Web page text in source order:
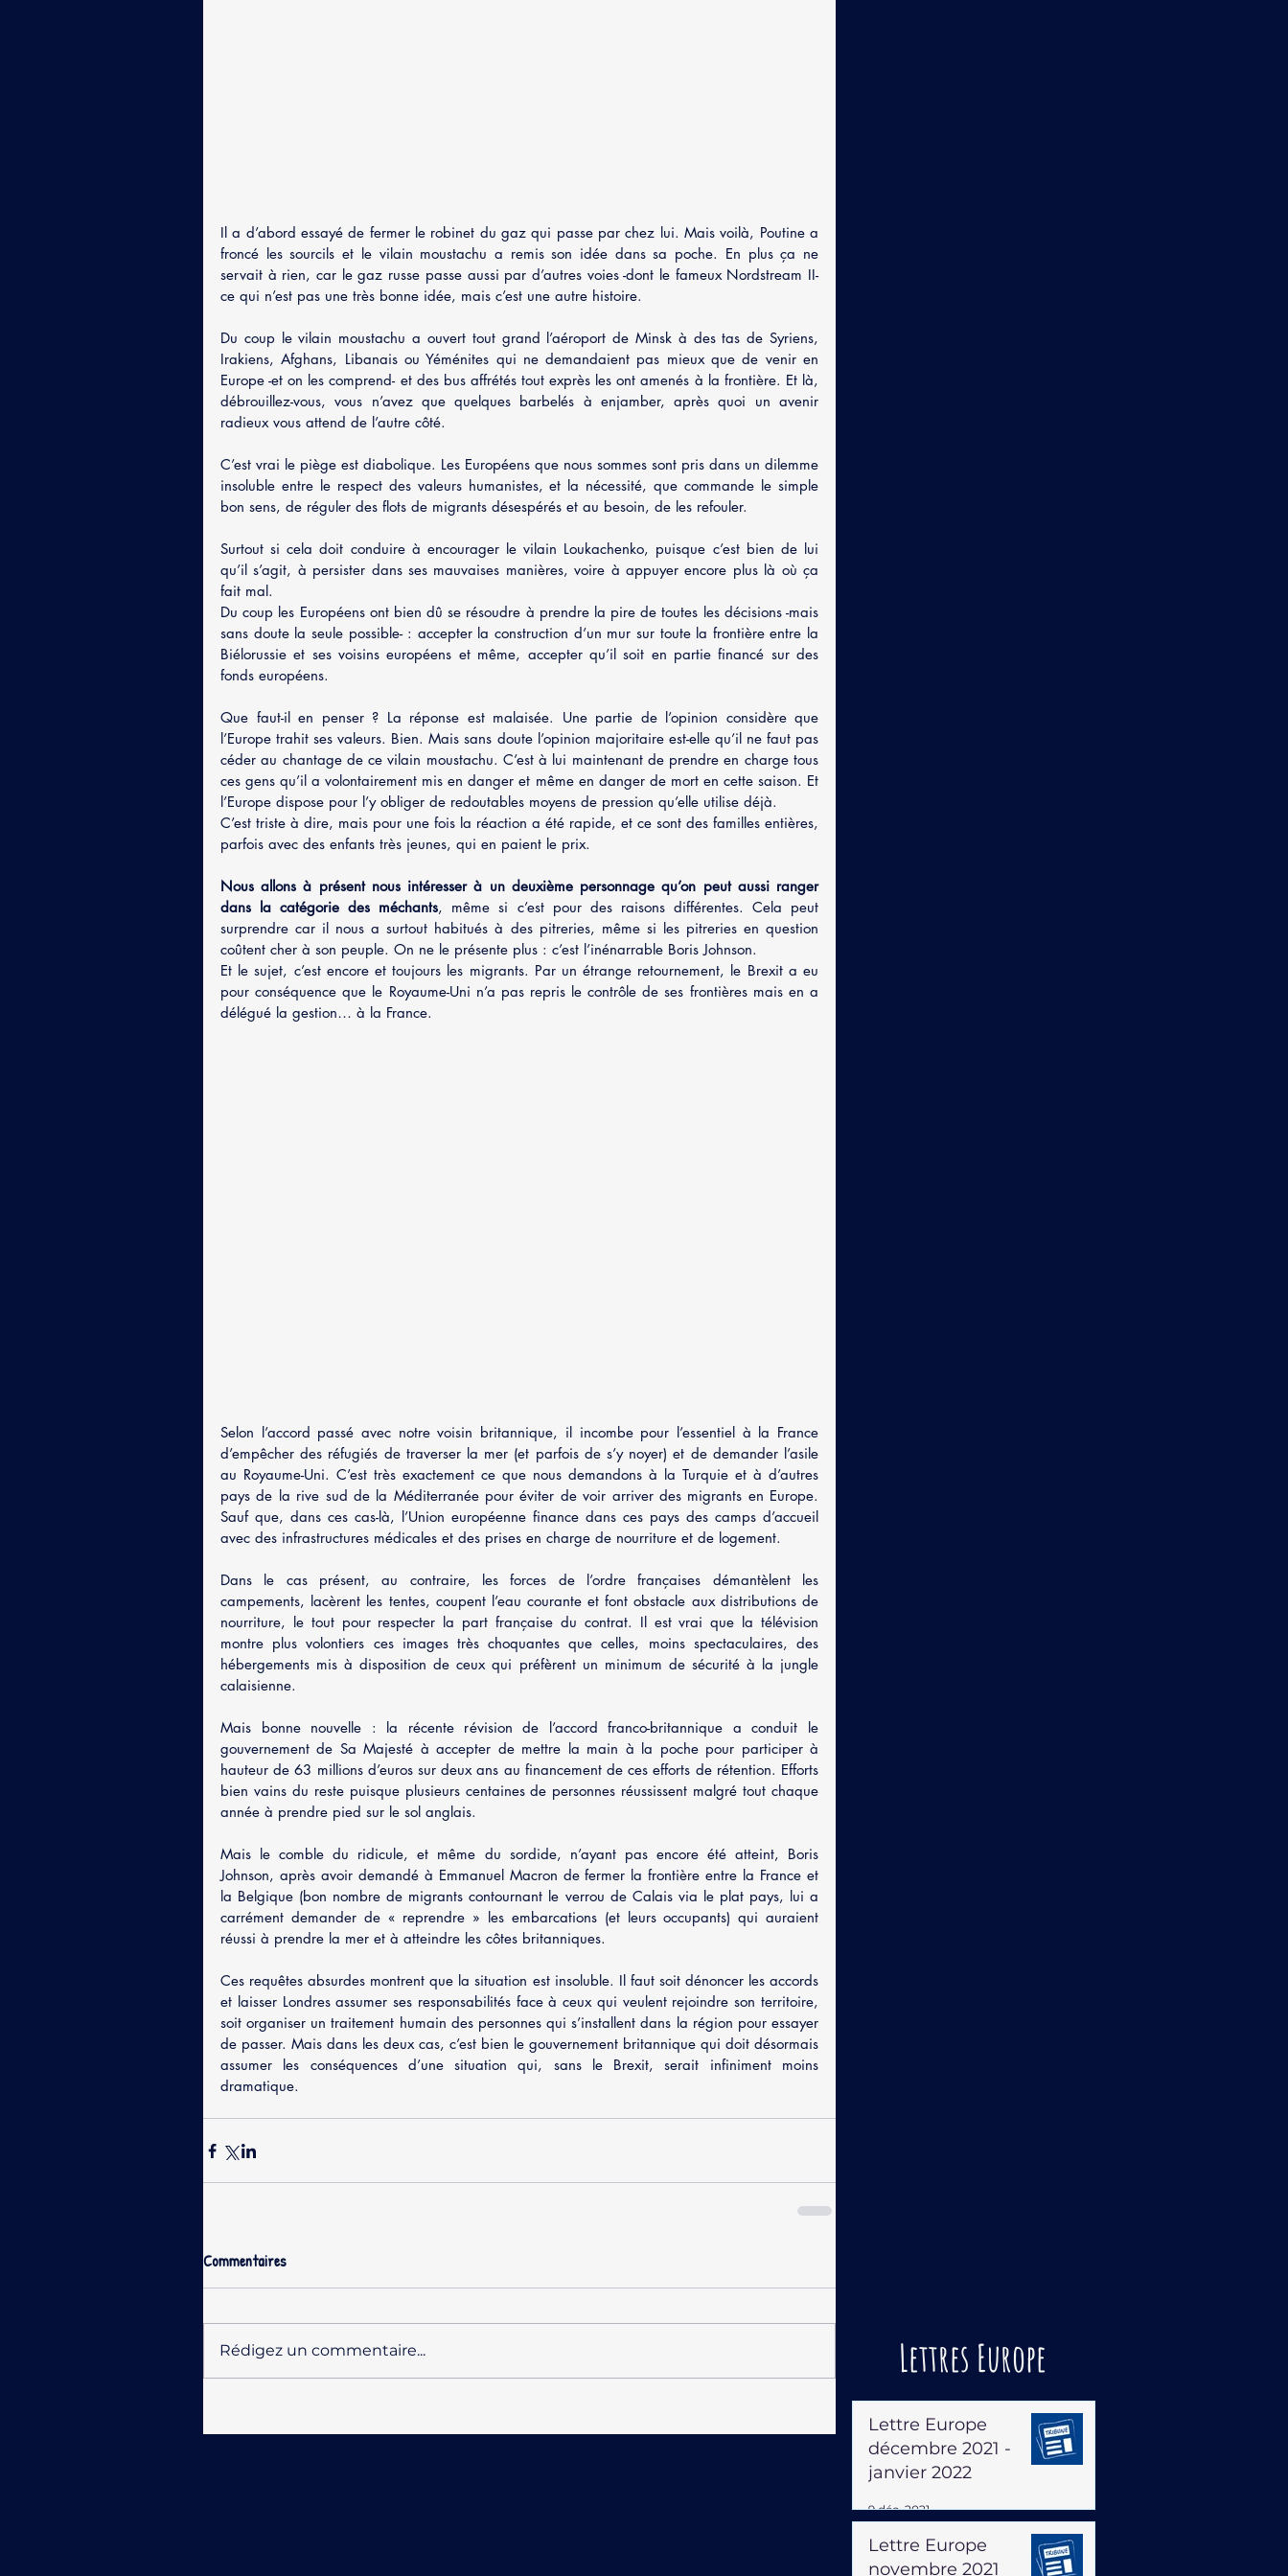
Il a d’abord essayé de fermer le robinet du gaz qui passe par chez lui. Mais voilà, Poutine a
froncé les sourcils et le vilain moustachu a remis son idée dans sa poche. En plus ça ne
servait à rien, car le gaz russe passe aussi par d’autres voies -dont le fameux Nordstream II-
ce qui n’est pas une très bonne idée, mais c’est une autre histoire.
Du coup le vilain moustachu a ouvert tout grand l’aéroport de Minsk à des tas de Syriens,
Irakiens, Afghans, Libanais ou Yéménites qui ne demandaient pas mieux que de venir en
Europe -et on les comprend- et des bus affrétés tout exprès les ont amenés à la frontière. Et là,
débrouillez-vous, vous n’avez que quelques barbelés à enjamber, après quoi un avenir
radieux vous attend de l’autre côté.
C’est vrai le piège est diabolique. Les Européens que nous sommes sont pris dans un dilemme
insoluble entre le respect des valeurs humanistes, et la nécessité, que commande le simple
bon sens, de réguler des flots de migrants désespérés et au besoin, de les refouler.
Surtout si cela doit conduire à encourager le vilain Loukachenko, puisque c’est bien de lui
qu’il s’agit, à persister dans ses mauvaises manières, voire à appuyer encore plus là où ça
fait mal.
Du coup les Européens ont bien dû se résoudre à prendre la pire de toutes les décisions -mais
sans doute la seule possible- : accepter la construction d’un mur sur toute la frontière entre la
Biélorussie et ses voisins européens et même, accepter qu’il soit en partie financé sur des
fonds européens.
Que faut-il en penser ? La réponse est malaisée. Une partie de l’opinion considère que
l’Europe trahit ses valeurs. Bien. Mais sans doute l’opinion majoritaire est-elle qu’il ne faut pas
céder au chantage de ce vilain moustachu. C’est à lui maintenant de prendre en charge tous
ces gens qu’il a volontairement mis en danger et même en danger de mort en cette saison. Et
l’Europe dispose pour l’y obliger de redoutables moyens de pression qu’elle utilise déjà.
C’est triste à dire, mais pour une fois la réaction a été rapide, et ce sont des familles entières,
parfois avec des enfants très jeunes, qui en paient le prix.
Nous allons à présent nous intéresser à un deuxième personnage qu’on peut aussi ranger
dans la catégorie des méchants, même si c’est pour des raisons différentes. Cela peut
surprendre car il nous a surtout habitués à des pitreries, même si les pitreries en question
coûtent cher à son peuple. On ne le présente plus : c’est l’inénarrable Boris Johnson.
Et le sujet, c’est encore et toujours les migrants. Par un étrange retournement, le Brexit a eu
pour conséquence que le Royaume-Uni n’a pas repris le contrôle de ses frontières mais en a
délégué la gestion… à la France.
Selon l’accord passé avec notre voisin britannique, il incombe pour l’essentiel à la France
d’empêcher des réfugiés de traverser la mer (et parfois de s’y noyer) et de demander l’asile
au Royaume-Uni. C’est très exactement ce que nous demandons à la Turquie et à d’autres
pays de la rive sud de la Méditerranée pour éviter de voir arriver des migrants en Europe.
Sauf que, dans ces cas-là, l’Union européenne finance dans ces pays des camps d’accueil
avec des infrastructures médicales et des prises en charge de nourriture et de logement.
Dans le cas présent, au contraire, les forces de l’ordre françaises démantèlent les
campements, lacèrent les tentes, coupent l’eau courante et font obstacle aux distributions de
nourriture, le tout pour respecter la part française du contrat. Il est vrai que la télévision
montre plus volontiers ces images très choquantes que celles, moins spectaculaires, des
hébergements mis à disposition de ceux qui préfèrent un minimum de sécurité à la jungle
calaisienne.
Mais bonne nouvelle : la récente révision de l’accord franco-britannique a conduit le
gouvernement de Sa Majesté à accepter de mettre la main à la poche pour participer à
hauteur de 63 millions d’euros sur deux ans au financement de ces efforts de rétention. Efforts
bien vains du reste puisque plusieurs centaines de personnes réussissent malgré tout chaque
année à prendre pied sur le sol anglais.
Mais le comble du ridicule, et même du sordide, n’ayant pas encore été atteint, Boris
Johnson, après avoir demandé à Emmanuel Macron de fermer la frontière entre la France et
la Belgique (bon nombre de migrants contournant le verrou de Calais via le plat pays, lui a
carrément demander de « reprendre » les embarcations (et leurs occupants) qui auraient
réussi à prendre la mer et à atteindre les côtes britanniques.
Ces requêtes absurdes montrent que la situation est insoluble. Il faut soit dénoncer les accords
et laisser Londres assumer ses responsabilités face à ceux qui veulent rejoindre son territoire,
soit organiser un traitement humain des personnes qui s’installent dans la région pour essayer
de passer. Mais dans les deux cas, c’est bien le gouvernement britannique qui doit désormais
assumer les conséquences d’une situation qui, sans le Brexit, serait infiniment moins
dramatique.
Commentaires
Rédigez un commentaire... Lettres Europe
Lettre Europe
décembre 2021 -
janvier 2022
9 déc. 2021
Lettre Europe
novembre 2021